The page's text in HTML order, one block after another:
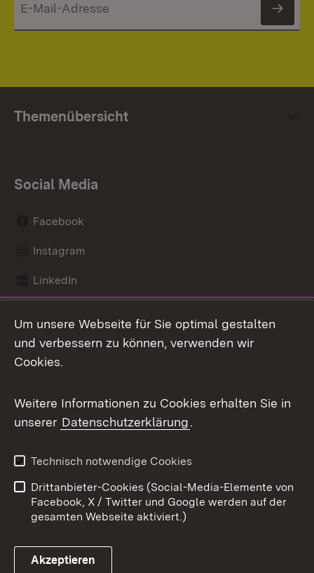
Themenübersicht
Social Media
Facebook
Instagram
LinkedIn
X / Twitter
Youtube
Link zum Landesportal
Kontakt
Datenschutz
Barrierefreiheit
Impressum
Cookies
Um unsere Webseite für Sie optimal gestalten
und verbessern zu können, verwenden wir
Cookies.
Weitere Informationen zu Cookies erhalten Sie in
unserer Datenschutzerklärung.
Technisch notwendige Cookies
Drittanbieter-Cookies (Social-Media-Elemente von
Facebook, X / Twitter und Google werden auf der
gesamten Webseite aktiviert.)
Akzeptieren